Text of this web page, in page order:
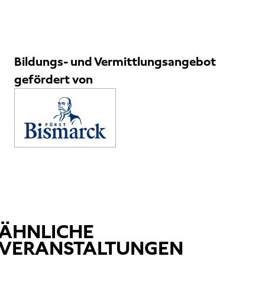
Bildungs- und Vermittlungsangebot
gefördert von